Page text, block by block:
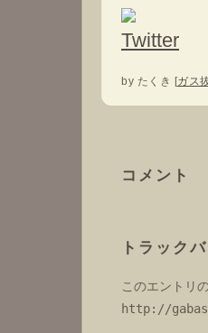
by たくき [ガス
コメント
トラック
このエントリ
http://